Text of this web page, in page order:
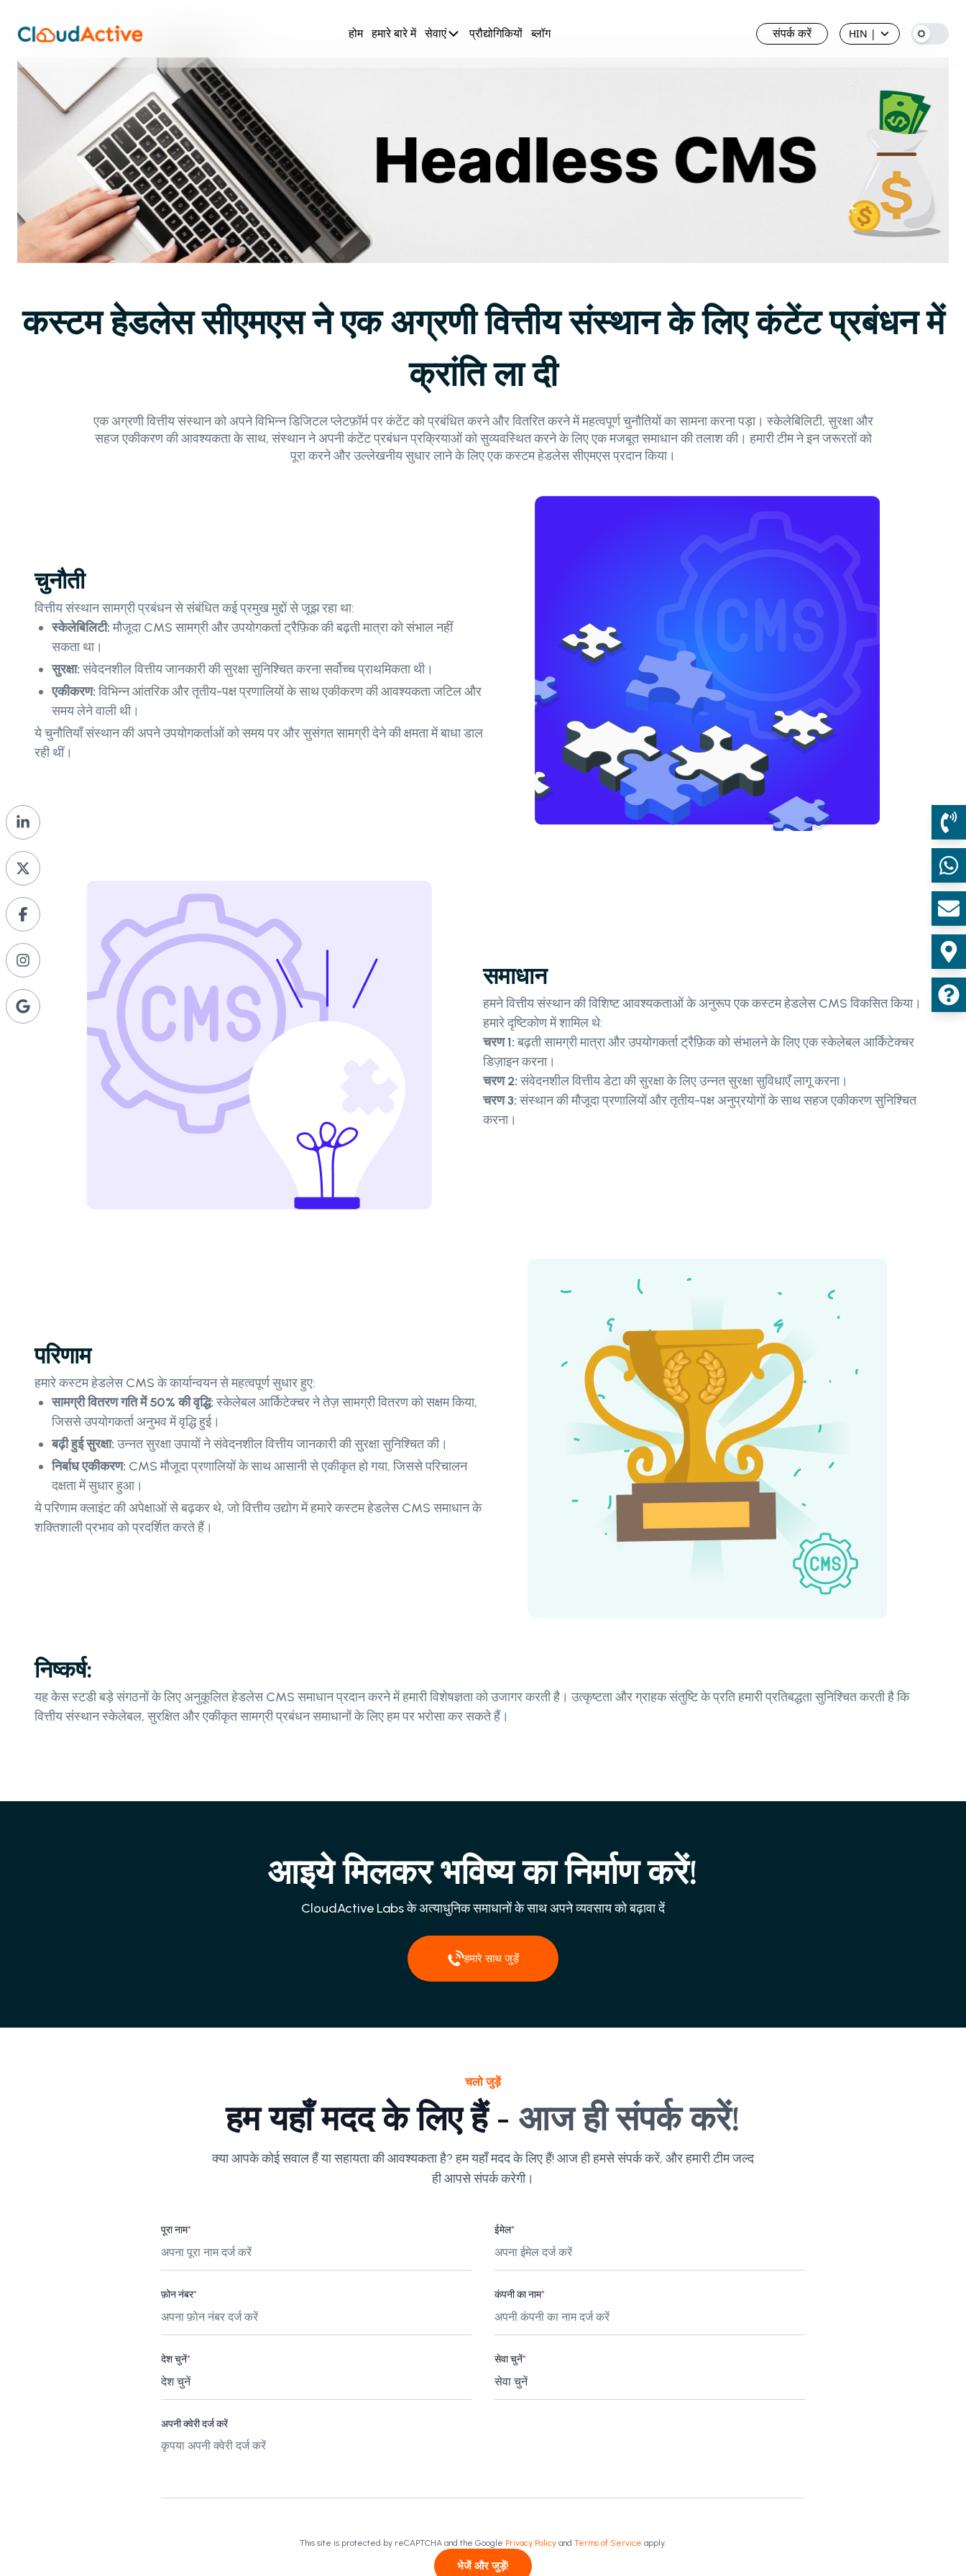
होम हमारे बारे में सेवाएं प्रौद्योगिकियों ब्लॉग संपर्क करें HIN |
कस्टम हेडलेस सीएमएस ने एक अग्रणी वित्तीय संस्थान के लिए कंटेंट प्रबंधन में
क्रांति ला दी
एक अग्रणी वित्तीय संस्थान को अपने विभिन्न डिजिटल प्लेटफ़ॉर्म पर कंटेंट को प्रबंधित करने और वितरित करने में महत्वपूर्ण चुनौतियों का सामना करना पड़ा। स्केलेबिलिटी, सुरक्षा और
सहज एकीकरण की आवश्यकता के साथ, संस्थान ने अपनी कंटेंट प्रबंधन प्रक्रियाओं को सुव्यवस्थित करने के लिए एक मजबूत समाधान की तलाश की। हमारी टीम ने इन जरूरतों को
पूरा करने और उल्लेखनीय सुधार लाने के लिए एक कस्टम हेडलेस सीएमएस प्रदान किया।
चुनौती
वित्तीय संस्थान सामग्री प्रबंधन से संबंधित कई प्रमुख मुद्दों से जूझ रहा था:
स्केलेबिलिटी:मौजूदा CMS सामग्री और उपयोगकर्ता ट्रैफ़िक की बढ़ती मात्रा को संभाल नहीं
सकता था।
सुरक्षा:संवेदनशील वित्तीय जानकारी की सुरक्षा सुनिश्चित करना सर्वोच्च प्राथमिकता थी।
एकीकरण:विभिन्न आंतरिक और तृतीय-पक्ष प्रणालियों के साथ एकीकरण की आवश्यकता जटिल और
समय लेने वाली थी।
ये चुनौतियाँ संस्थान की अपने उपयोगकर्ताओं को समय पर और सुसंगत सामग्री देने की क्षमता में बाधा डाल
रही थीं।
समाधान
हमने वित्तीय संस्थान की विशिष्ट आवश्यकताओं के अनुरूप एक कस्टम हेडलेस CMS विकसित किया।
हमारे दृष्टिकोण में शामिल थे:
चरण 1:बढ़ती सामग्री मात्रा और उपयोगकर्ता ट्रैफ़िक को संभालने के लिए एक स्केलेबल आर्किटेक्चर
डिज़ाइन करना।
चरण 2:संवेदनशील वित्तीय डेटा की सुरक्षा के लिए उन्नत सुरक्षा सुविधाएँ लागू करना।
चरण 3:संस्थान की मौजूदा प्रणालियों और तृतीय-पक्ष अनुप्रयोगों के साथ सहज एकीकरण सुनिश्चित
करना।
परिणाम
हमारे कस्टम हेडलेस CMS के कार्यान्वयन से महत्वपूर्ण सुधार हुए:
सामग्री वितरण गति में 50% की वृद्धि:स्केलेबल आर्किटेक्चर ने तेज़ सामग्री वितरण को सक्षम किया,
जिससे उपयोगकर्ता अनुभव में वृद्धि हुई।
बढ़ी हुई सुरक्षा:उन्नत सुरक्षा उपायों ने संवेदनशील वित्तीय जानकारी की सुरक्षा सुनिश्चित की।
निर्बाध एकीकरण: CMS मौजूदा प्रणालियों के साथ आसानी से एकीकृत हो गया, जिससे परिचालन
दक्षता में सुधार हुआ।
ये परिणाम क्लाइंट की अपेक्षाओं से बढ़कर थे, जो वित्तीय उद्योग में हमारे कस्टम हेडलेस CMS समाधान के
शक्तिशाली प्रभाव को प्रदर्शित करते हैं।
निष्कर्ष:
यह केस स्टडी बड़े संगठनों के लिए अनुकूलित हेडलेस CMS समाधान प्रदान करने में हमारी विशेषज्ञता को उजागर करती है। उत्कृष्टता और ग्राहक संतुष्टि के प्रति हमारी प्रतिबद्धता सुनिश्चित करती है कि
वित्तीय संस्थान स्केलेबल, सुरक्षित और एकीकृत सामग्री प्रबंधन समाधानों के लिए हम पर भरोसा कर सकते हैं।
आइये मिलकर भविष्य का निर्माण करें!
CloudActive Labs के अत्याधुनिक समाधानों के साथ अपने व्यवसाय को बढ़ावा दें
हमारे साथ जुड़ें
चलो जुड़ें
हम यहाँ मदद के लिए हैं - आज ही संपर्क करें!
क्या आपके कोई सवाल हैं या सहायता की आवश्यकता है? हम यहाँ मदद के लिए हैं! आज ही हमसे संपर्क करें, और हमारी टीम जल्द
ही आपसे संपर्क करेगी।
पूरा नाम* ईमेल*
फ़ोन नंबर* कंपनी का नाम*
देश चुनें* सेवा चुनें*
अपनी क्वेरी दर्ज करें
This site is protected by reCAPTCHA and the Google Privacy Policy and Terms of Service apply.
भेजें और जुड़ें!